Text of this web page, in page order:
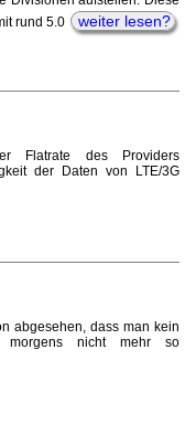
rund 5.0
weiter lesen?
Flatrate des Providers
der Daten von LTE/3G
abgesehen, dass man kein
morgens nicht mehr so